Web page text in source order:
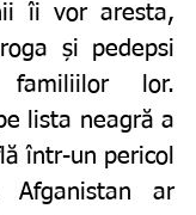
îi vor aresta,
și pedepsi
lor.
lista neagră a
într-un pericol
ar